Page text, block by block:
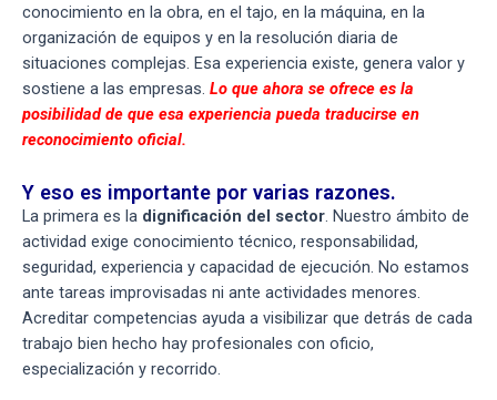
conocimiento en la obra, en el tajo, en la máquina, en la
organización de equipos y en la resolución diaria de
situaciones complejas. Esa experiencia existe, genera valor y
sostiene a las empresas. Lo que ahora se ofrece es la
posibilidad de que esa experiencia pueda traducirse en
reconocimiento oficial.
Y eso es importante por varias razones.
La primera es la dignificación del sector. Nuestro ámbito de
actividad exige conocimiento técnico, responsabilidad,
seguridad, experiencia y capacidad de ejecución. No estamos
ante tareas improvisadas ni ante actividades menores.
Acreditar competencias ayuda a visibilizar que detrás de cada
trabajo bien hecho hay profesionales con oficio,
especialización y recorrido.